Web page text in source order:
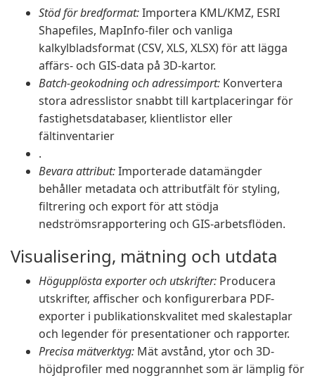
Stöd för bredformat:Importera KML/KMZ, ESRI
Shapefiles, MapInfo-filer och vanliga
kalkylbladsformat (CSV, XLS, XLSX) för att lägga
affärs- och GIS-data på 3D-kartor.
Batch-geokodning och adressimport: Konvertera
stora adresslistor snabbt till kartplaceringar för
fastighetsdatabaser, klientlistor eller
fältinventarier
.
Bevara attribut:Importerade datamängder
behåller metadata och attributfält för styling,
filtrering och export för att stödja
nedströmsrapportering och GIS-arbetsflöden.
Visualisering, mätning och utdata
Högupplösta exporter och utskrifter: Producera
utskrifter, affischer och konfigurerbara PDF-
exporter i publikationskvalitet med skalestaplar
och legender för presentationer och rapporter.
Precisa mätverktyg: Mät avstånd, ytor och 3D-
höjdprofiler med noggrannhet som är lämplig för